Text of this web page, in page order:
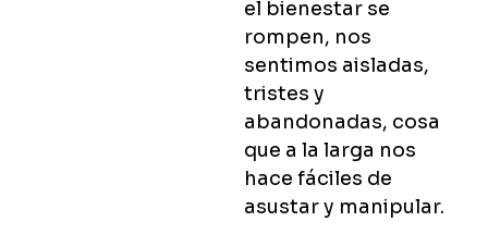
el bienestar se
rompen, nos
sentimos aisladas,
tristes y
abandonadas, cosa
que a la larga nos
hace fáciles de
asustar y manipular.